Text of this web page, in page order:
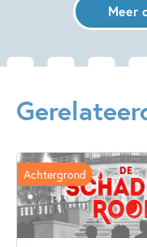
Meer
Achtergrond